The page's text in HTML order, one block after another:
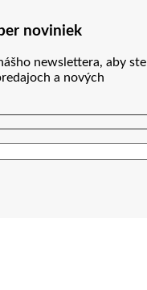
noviniek
newslettera, aby ste
a nových